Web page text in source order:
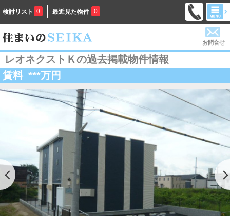
検討リスト 0 最近見た物件 0
お問合せ
レオネクストＫの過去掲載物件情報
賃料 ***万円